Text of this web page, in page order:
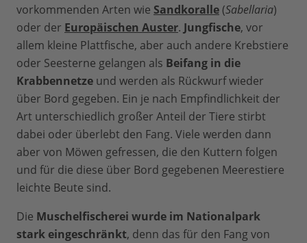
vorkommenden Arten wie Sandkoralle(Sabellaria)
oder der Europäischen Auster. Jungfische, vor
allem kleine Plattfische, aber auch andere Krebstiere
oder Seesterne gelangen als Beifang in die
Krabbennetze und werden als Rückwurf wieder
über Bord gegeben. Ein je nach Empfindlichkeit der
Art unterschiedlich großer Anteil der Tiere stirbt
dabei oder überlebt den Fang. Viele werden dann
aber von Möwen gefressen, die den Kuttern folgen
und für die diese über Bord gegebenen Meerestiere
leichte Beute sind.
Die Muschelfischerei wurde im Nationalpark
stark eingeschränkt, denn das für den Fang von